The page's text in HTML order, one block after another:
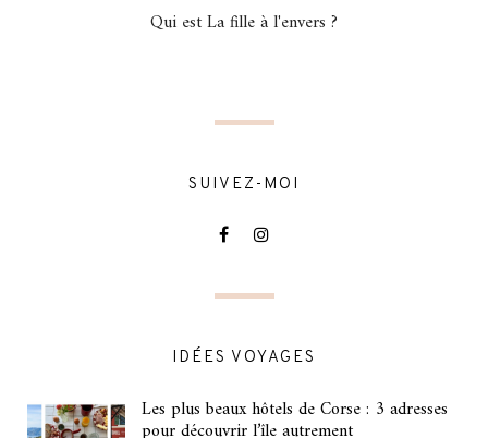
Qui est La fille à l'envers ?
SUIVEZ-MOI
IDÉES VOYAGES
Les plus beaux hôtels de Corse : 3 adresses
pour découvrir l’île autrement